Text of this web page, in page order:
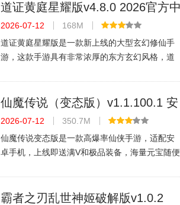
机玩法，游戏中玩家们将会亲身经历各
道证黄庭星耀版v4.8.0 2026官方
文版
2026-07-12
168M
道证黄庭星耀版是一款新上线的大型玄幻修仙手
游，这款手游具有非常浓厚的东方玄幻风格，道
事。多元化的游戏玩法，喜欢的快来
仙魔传说（变态版）v1.1.100.1 安
卓版
2026-07-12
350.7M
仙魔传说变态版是一款高爆率仙侠手游，适配安
卓手机，上线即送满V和极品装备，海量元宝随便
霸者之刃乱世神姬破解版v1.0.2